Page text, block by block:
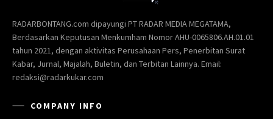
RADARBONTANG.com dipayungi PT RADAR MEDIA MEGATAMA,
Berdasarkan Keputusan Menkumham Nomor AHU-0065806.AH.01.01
tahun 2021, dengan aktivitas Perusahaan Pers, Penerbitan Surat
Kabar, Jurnal, Majalah, Buletin, dan Terbitan Lainnya. Email:
redaksi@radarkukar.com
COMPANY INFO